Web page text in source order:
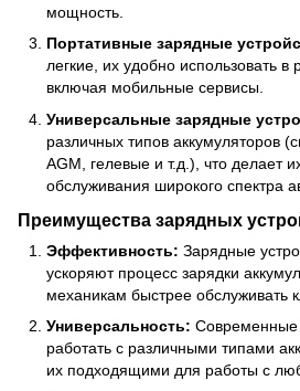
мощность.
Портативные зарядные
легкие, их удобно использовать в
включая мобильные сервисы.
Универсальные зарядные
различных типов аккумуляторов
AGM, гелевые и т.д.), что делает
обслуживания широкого спектра
Преимущества зарядных
Эффективность: Зарядные
ускоряют процесс зарядки
механикам быстрее обслуживать
Универсальность: Современные
работать с различными типами
их подходящими для работы с